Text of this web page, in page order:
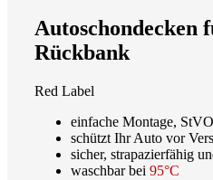
Autoschondecken
Rückbank
Red Label
einfache Montage,
schützt Ihr Auto vor
sicher, strapazierfähig
waschbar bei 95°C